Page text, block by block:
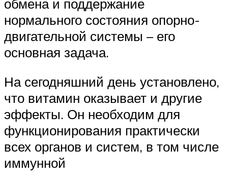
обмена и поддержание
нормального состояния опорно-
двигательной системы – его
основная задача.
На сегодняшний день установлено,
что витамин оказывает и другие
эффекты. Он необходим для
функционирования практически
всех органов и систем, в том числе
иммунной